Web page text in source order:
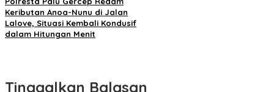
Keributan Anoa-Nunu di Jalan
Lalove, Situasi Kembali Kondusif
dalam Hitungan Menit
Tinggalkan Balasan